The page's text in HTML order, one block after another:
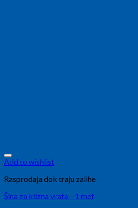
Add to wishlist
Rasprodaja dok traju zalihe
Šina za klizna vrata – 1 met